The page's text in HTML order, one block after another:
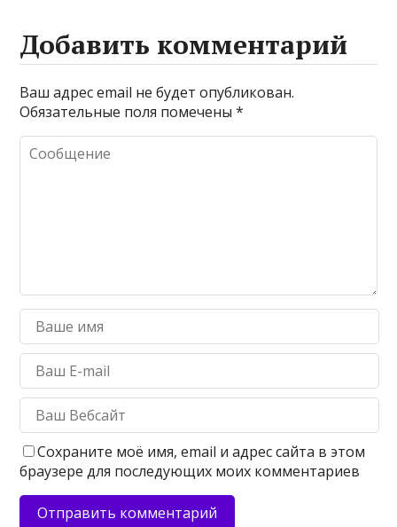
Добавить комментарий
Ваш адрес email не будет опубликован.
Обязательные поля помечены*
Сохраните моё имя, email и адрес сайта в этом
браузере для последующих моих комментариев